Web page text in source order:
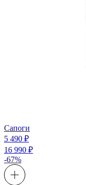
Сапоги
5 490 ₽
16 990 ₽
-67%